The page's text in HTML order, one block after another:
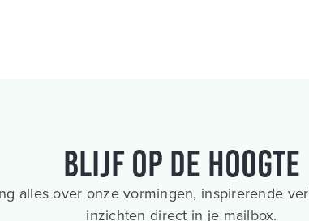
Blijf op de hoogte
alles over onze vormingen, inspirerende
inzichten direct in je mailbox.